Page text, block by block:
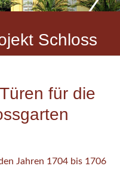
Schloss
für die
Jahren 1704 bis 1706